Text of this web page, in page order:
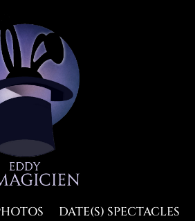
DATE(S) SPECTACLES